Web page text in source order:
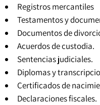
Registros mercantiles
Testamentos y
Documentos de
Acuerdos de custodia.
Sentencias judiciales.
Diplomas y
Certificados de
Declaraciones fiscales.